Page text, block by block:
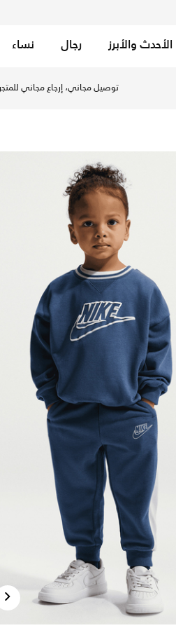
الأحدث والأبرز رجال نساء
توصيل مجاني، إرجاع مجاني